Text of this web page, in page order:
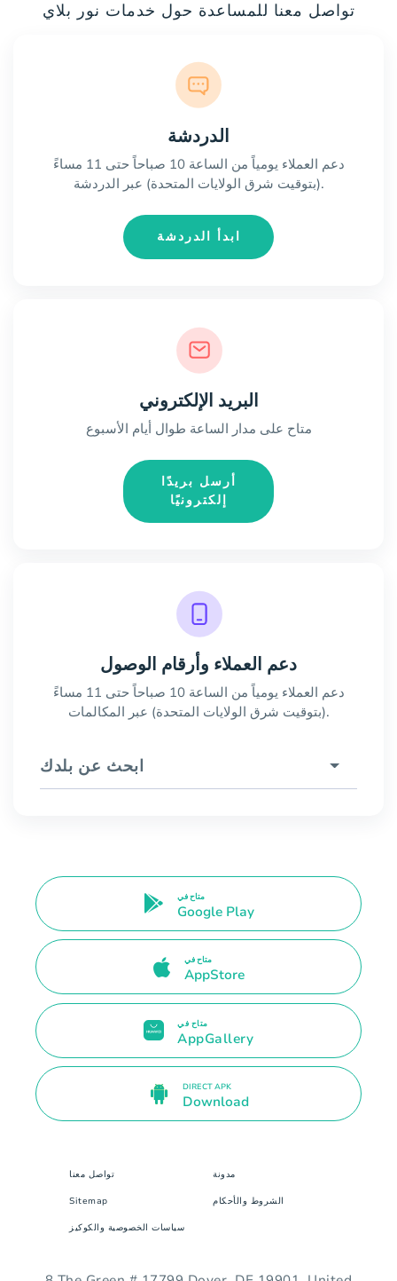
تواصل معنا للمساعدة حول خدمات نور بلاي
الدردشة
دعم العملاء يومياً من الساعة 10 صباحاً حتى 11 مساءً
(بتوقيت شرق الولايات المتحدة) عبر الدردشة.
ابدأ الدردشة
البريد الإلكتروني
متاح على مدار الساعة طوال أيام الأسبوع
أرسل بريدًا
إلكترونيًا
دعم العملاء وأرقام الوصول
دعم العملاء يومياً من الساعة 10 صباحاً حتى 11 مساءً
(بتوقيت شرق الولايات المتحدة) عبر المكالمات.
ابحث عن بلدك
متاح في
Google Play
متاح في
AppStore
متاح في
AppGallery
DIRECT APK
Download
تواصل معنا مدونة
Sitemap الشروط والأحكام
سياسات الخصوصية والكوكيز